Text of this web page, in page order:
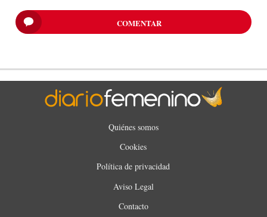
COMENTAR
Quiénes somos
Cookies
Política de privacidad
Aviso Legal
Contacto